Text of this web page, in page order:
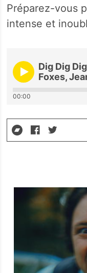
Préparez-vous
intense et
Dig Dig
Foxes,
00:00